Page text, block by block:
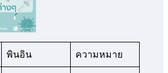
พินอิน ความหมาย